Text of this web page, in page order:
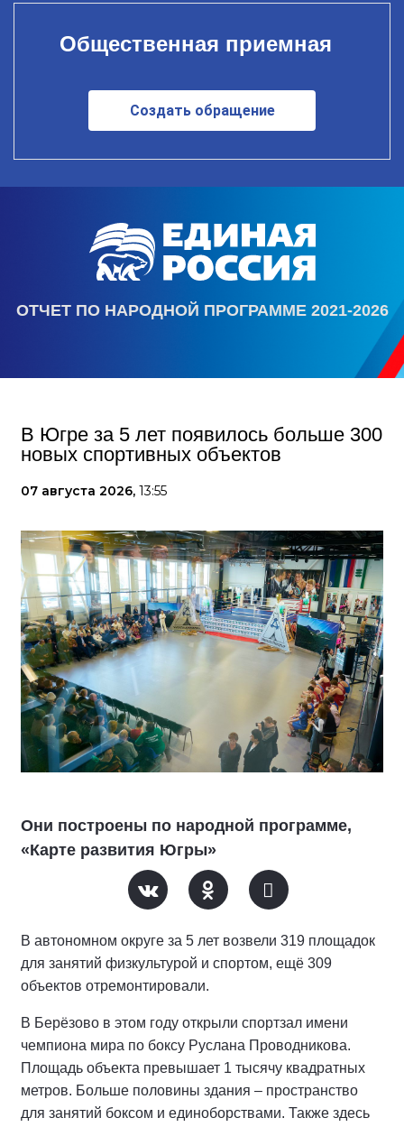
Общественная приемная
Создать обращение
ОТЧЕТ ПО НАРОДНОЙ ПРОГРАММЕ 2021-2026
В Югре за 5 лет появилось больше 300
новых спортивных объектов
07 августа 2026, 13:55
Они построены по народной программе,
«Карте развития Югры»
В автономном округе за 5 лет возвели 319 площадок
для занятий физкультурой и спортом, ещё 309
объектов отремонтировали.
В Берёзово в этом году открыли спортзал имени
чемпиона мира по боксу Руслана Проводникова.
Площадь объекта превышает 1 тысячу квадратных
метров. Больше половины здания – пространство
для занятий боксом и единоборствами. Также здесь